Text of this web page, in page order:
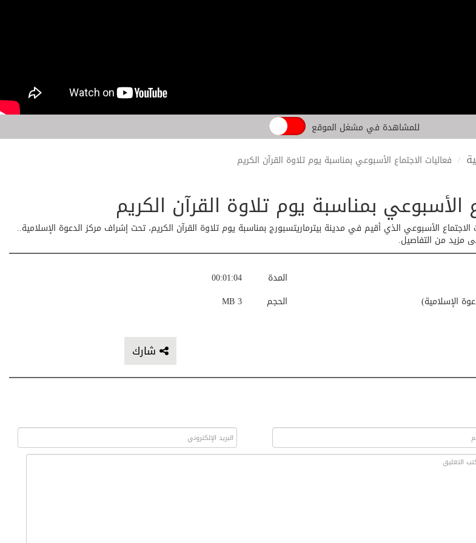
للمشاهدة في مشغل الموقع
فعاليات الاجتماع الأسبوعي بمناسبة يوم تلاوة القرآن الكريم
الأسبوعي بمناسبة يوم تلاوة القرآن الكريم
الأسبوعي الذي أقيم في مدينة بيترماريتسبورج بمناسبة يوم تلاوة القرآن الكريم، تحت إشراف مركز الدعوة الإسلامية..
مزيد من التفاصيل.
00:01:04
المدة
3 MB
الحجم
الإسلامية)
شارك